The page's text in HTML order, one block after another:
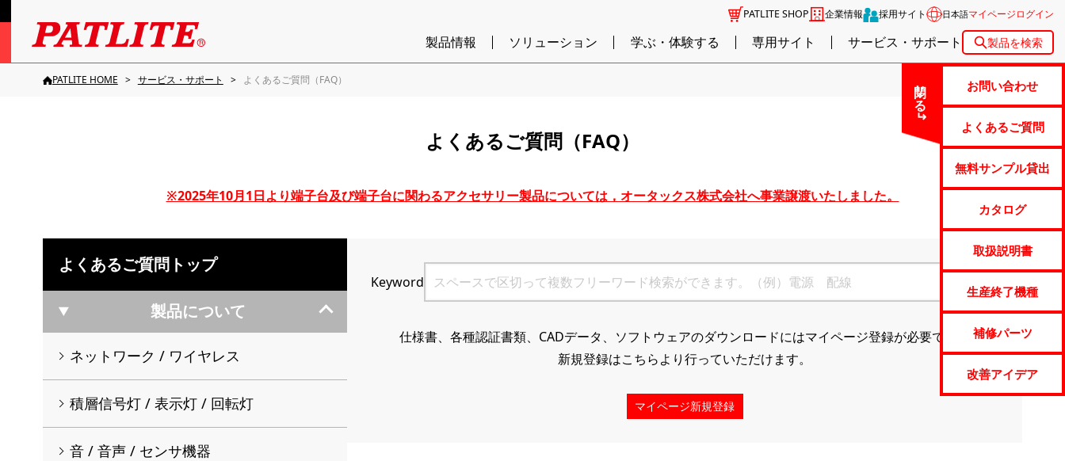
PATLITE SHOP 企業情報 採用サイト 日本語マイページログイン
製品情報 ソリューション 学ぶ・体験する 専用サイト サービス・サポート 製品を検索
閉じる お問い合わせ
よくあるご質問
無料サンプル貸出
カタログ
取扱説明書
生産終了機種
補修パーツ
改善アイデア
PATLITE HOME サービス・サポート よくあるご質問（FAQ）
よくあるご質問（FAQ）
※2025年10月1日より端子台及び端子台に関わるアクセサリー製品については，オータックス株式会社へ事業譲渡いたしました。
Keyword
仕様書、各種認証書類、CADデータ、ソフトウェアのダウンロードにはマイページ登録が必要です。
新規登録はこちらより行っていただけます。
マイページ新規登録
よくあるご質問トップ
製品について
ネットワーク / ワイヤレス
積層信号灯 / 表示灯 / 回転灯
音 / 音声 / センサ機器